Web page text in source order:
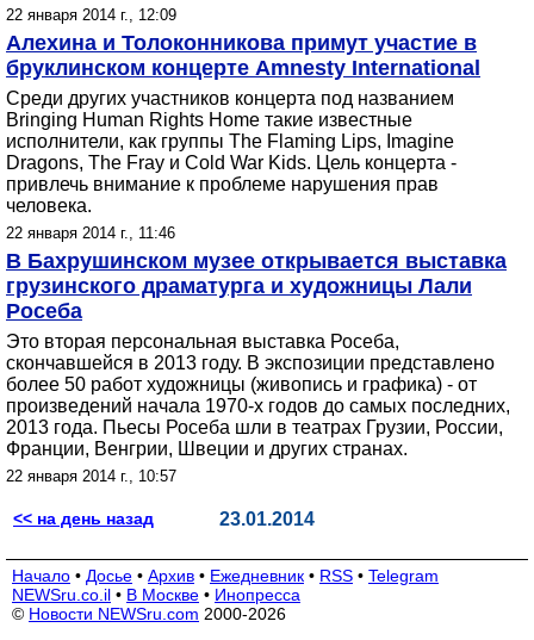
22 января 2014 г., 12:09
Алехина и Толоконникова примут участие в
бруклинском концерте Amnesty International
Среди других участников концерта под названием
Bringing Human Rights Home такие известные
исполнители, как группы The Flaming Lips, Imagine
Dragons, The Fray и Cold War Kids. Цель концерта -
привлечь внимание к проблеме нарушения прав
человека.
22 января 2014 г., 11:46
В Бахрушинском музее открывается выставка
грузинского драматурга и художницы Лали
Росеба
Это вторая персональная выставка Росеба,
скончавшейся в 2013 году. В экспозиции представлено
более 50 работ художницы (живопись и графика) - от
произведений начала 1970-х годов до самых последних,
2013 года. Пьесы Росеба шли в театрах Грузии, России,
Франции, Венгрии, Швеции и других странах.
22 января 2014 г., 10:57
<< на день назад 23.01.2014
Начало • Досье • Архив • Ежедневник • RSS • Telegram
NEWSru.co.il • В Москве • Инопресса
© Новости NEWSru.com 2000-2026